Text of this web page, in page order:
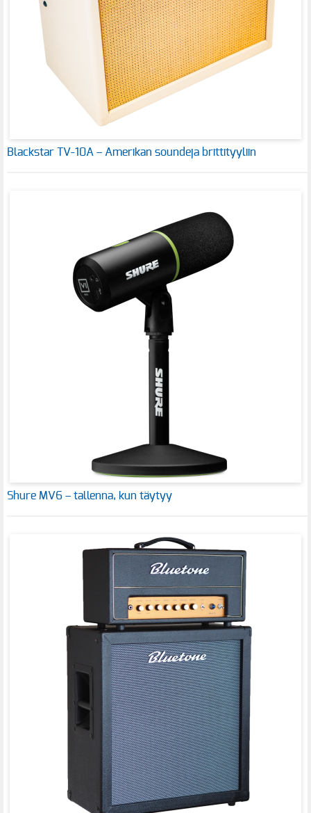
Blackstar TV-10A – Amerikan soundeja brittityyliin
Shure MV6 – tallenna, kun täytyy